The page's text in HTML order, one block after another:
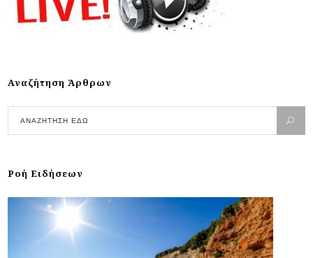
Αναζήτηση Άρθρων
Ροή Ειδήσεων